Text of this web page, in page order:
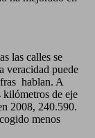
las calles se
veracidad puede
hablan. A
de eje
2008, 240.590.
menos